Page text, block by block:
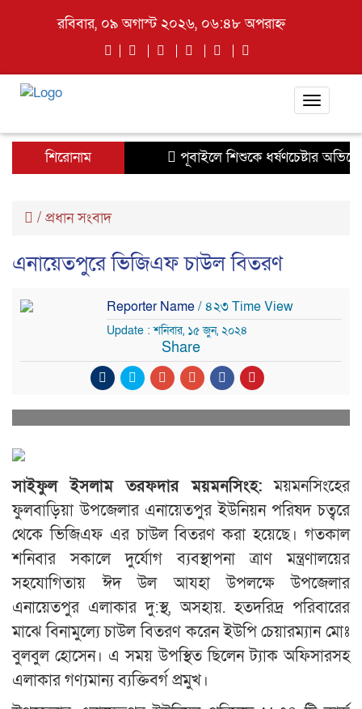
রবিবার, ০৯ অগাস্ট ২০২৬, ০৬:৪৮ অপরাহ্ন
Toggle
শিরোনাম
পূবাইলে শিশুকে ধর্ষণচেষ্টার
/ প্রধান সংবাদ
এনায়েতপুরে ভিজিএফ চাউল বিতরণ
Reporter Name/ ৪২৩ Time View
Update : শনিবার, ১৫ জুন, ২০২৪
Share
সাইফুল ইসলাম তরফদার ময়মনসিংহ: ময়মনসিংহের
ফুলবাড়িয়া উপজেলার এনায়েতপুর ইউনিয়ন পরিষদ চত্বরে
থেকে ভিজিএফ এর চাউল বিতরণ করা হয়েছে। গতকাল
শনিবার সকালে দুর্যোগ ব্যবস্থাপনা ত্রাণ মন্ত্রণালয়ের
সহযোগিতায় ঈদ উল আযহা উপলক্ষে উপজেলার
এনায়েতপুর এলাকার দু:স্থ, অসহায়. হতদরিদ্র পরিবারের
মাঝে বিনামুল্যে চাউল বিতরণ করেন ইউপি চেয়ারম্যান মোঃ
বুলবুল হোসেন। এ সময় উপস্থিত ছিলেন ট্যাক অফিসারসহ
এলাকার গণ্যমান্য ব্যক্তিবর্গ প্রমুখ।